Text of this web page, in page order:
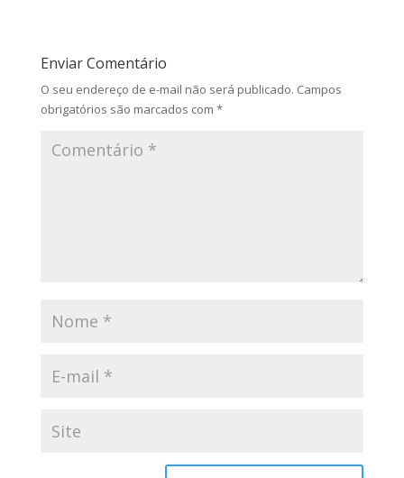
Enviar Comentário
O seu endereço de e-mail não será publicado. Campos
obrigatórios são marcados com *